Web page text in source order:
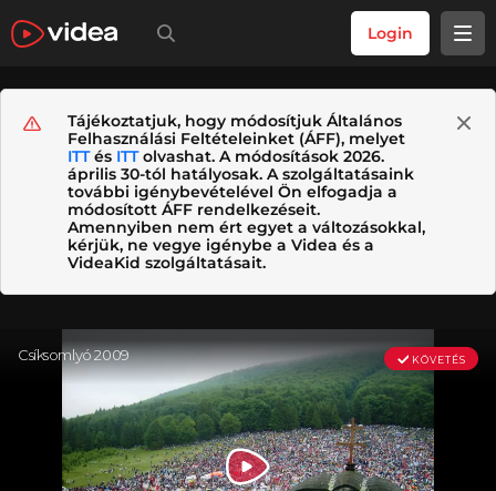
Login
Tájékoztatjuk, hogy módosítjuk Általános
Felhasználási Feltételeinket (ÁFF), melyet
ITTés ITTolvashat. A módosítások 2026.
április 30-tól hatályosak. A szolgáltatásaink
további igénybevételével Ön elfogadja a
módosított ÁFF rendelkezéseit.
Amennyiben nem ért egyet a változásokkal,
kérjük, ne vegye igénybe a Videa és a
VideaKid szolgáltatásait.